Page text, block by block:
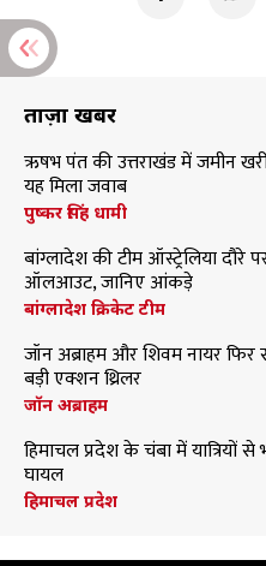
ताज़ा खबरें
ऋषभ पंत की उत्तराखंड में जमीन
यह मिला जवाब
पुष्कर सिंह धामी
बांग्लादेश की टीम ऑस्ट्रेलिया
ऑलआउट, जानिए आंकड़े
बांग्लादेश क्रिकेट टीम
जॉन अब्राहम और शिवम नायर फिर
बड़ी एक्शन थ्रिलर
जॉन अब्राहम
हिमाचल प्रदेश के चंबा में यात्रियों
घायल
हिमाचल प्रदेश